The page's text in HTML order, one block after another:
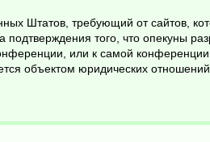
Штатов, требующий от сайтов,
того, что опекуны
или к самой конференции,
объектом юридических